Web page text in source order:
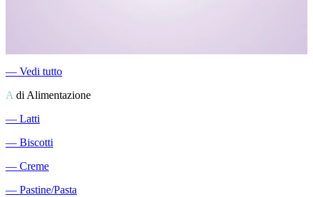
― Vedi tutto
A di Alimentazione
― Latti
― Biscotti
― Creme
― Pastine/Pasta